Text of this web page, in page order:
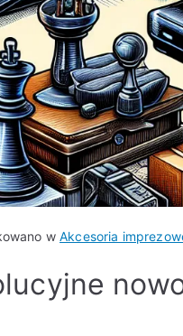
wAkcesoria